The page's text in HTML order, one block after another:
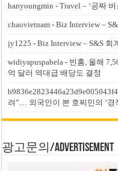
hanyoungmin -Travel – ‘공짜
chaovietnam -Biz Interview –
jy1225 -Biz Interview – S&S 회
widiyapuspabela - 빈홈, 올해
억 달러 역대급 배당도 결정
려”… 외국인이 본 호찌민의 ‘경
광고문의/Advertisement